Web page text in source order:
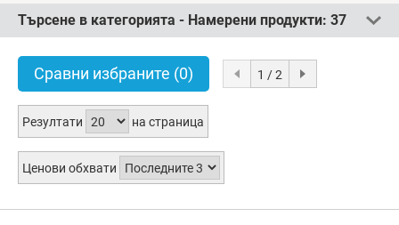
Търсене в категорията - Намерени продукти: 37
Сравни избраните (0) 1 / 2
Резултати на страница
Ценови обхвати